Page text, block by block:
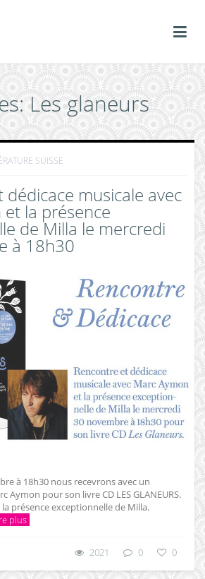
Les glaneurs
SUISSE
dédicace musicale avec
la présence
de Milla le mercredi
à 18h30
à 18h30 nous recevrons avec un
Aymon pour son livre CD LES GLANEURS.
la présence exceptionnelle de Milla.
plus
2021 0 0